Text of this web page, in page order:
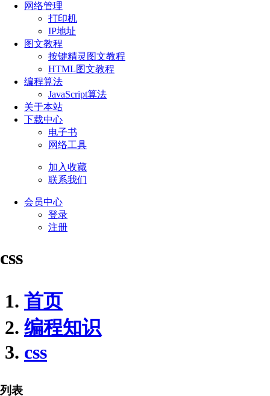
网络管理
打印机
IP地址
图文教程
按键精灵图文教程
HTML图文教程
编程算法
JavaScript算法
关于本站
下载中心
电子书
网络工具
加入收藏
联系我们
会员中心
登录
注册
css
首页
编程知识
css
列表